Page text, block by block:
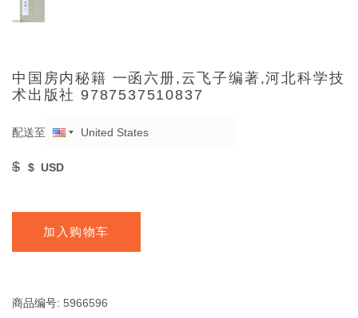
中国房内秘籍 一函六册,云飞子编著,河北科学技
术出版社 9787537510837
配送至
$ $ USD
加入购物车
商品编号: 5966596